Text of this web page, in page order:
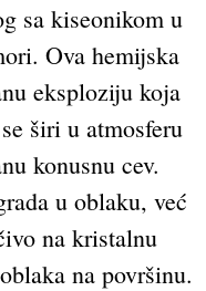
sa kiseonikom u
Ova hemijska
eksploziju koja
širi u atmosferu
konusnu cev.
u oblaku, već
na kristalnu
na površinu.